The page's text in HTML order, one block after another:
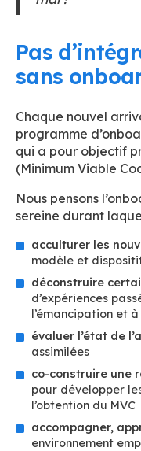
Pas
sans
Chaque nouvel
programme
qui a pour objectif
(Minimum Viable
Nous pensons
sereine durant
acculturer les
modèle et
déconstruire
d’expériences
l’émancipation et
évaluer l’état de
assimilées
co-construire une
pour développer
l’obtention du MVC
accompagner,
environnement